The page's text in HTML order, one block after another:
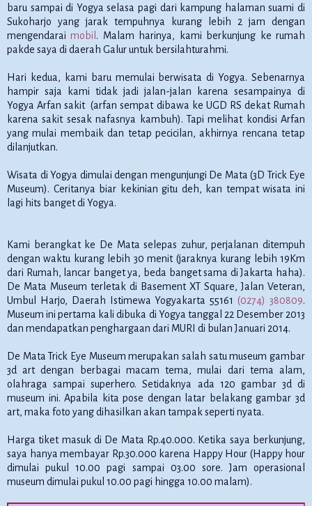
baru sampai di Yogya selasa pagi dari kampung halaman suami di
Sukoharjo yang jarak tempuhnya kurang lebih 2 jam dengan
mengendaraimobil . Malam harinya, kami berkunjung ke rumah
pakde saya di daerah Galur untuk bersilahturahmi.
Hari kedua, kami baru memulai berwisata di Yogya. Sebenarnya
hampir saja kami tidak jadi jalan-jalan karena sesampainya di
Yogya Arfan sakit (arfan sempat dibawa ke UGD RS dekat Rumah
karena sakit sesak nafasnya kambuh). Tapi melihat kondisi Arfan
yang mulai membaik dan tetap pecicilan, akhirnya rencana tetap
dilanjutkan.
Wisata di Yogya dimulai dengan mengunjungi De Mata (3D Trick Eye
Museum). Ceritanya biar kekinian gitu deh, kan tempat wisata ini
lagi hits banget di Yogya.
Kami berangkat ke De Mata selepas zuhur, perjalanan ditempuh
dengan waktu kurang lebih 30 menit (jaraknya kurang lebih 19Km
dari Rumah, lancar banget ya, beda banget sama di Jakarta haha).
De Mata Museum terletak di Basement XT Square, Jalan Veteran,
Umbul Harjo, Daerah Istimewa Yogyakarta 55161(0274) 380809.
Museum ini pertama kali dibuka di Yogya tanggal 22 Desember 2013
dan mendapatkan penghargaan dari MURI di bulan Januari 2014.
De Mata Trick Eye Museum merupakan salah satu museum gambar
3d art dengan berbagai macam tema, mulai dari tema alam,
olahraga sampai superhero. Setidaknya ada 120 gambar 3d di
museum ini. Apabila kita pose dengan latar belakang gambar 3d
art, maka foto yang dihasilkan akan tampak seperti nyata.
Harga tiket masuk di De Mata Rp.40.000. Ketika saya berkunjung,
saya hanya membayar Rp.30.000 karena Happy Hour (Happy hour
dimulai pukul 10.00 pagi sampai 03.00 sore. Jam operasional
museum dimulai pukul 10.00 pagi hingga 10.00 malam).